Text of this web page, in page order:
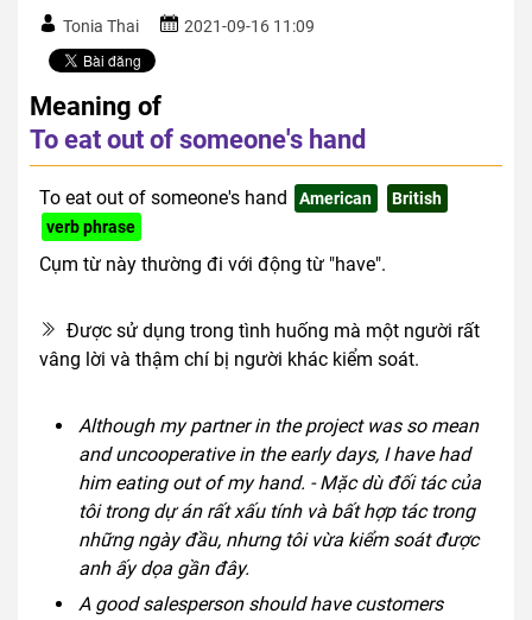
Tonia Thai 2021-09-16 11:09
Meaning of
To eat out of someone's hand
To eat out of someone's hand American
British
verb phrase
Cụm từ này thường đi với động từ "have".
Được sử dụng trong tình huống mà một người rất
vâng lời và thậm chí bị người khác kiểm soát.
Although my partner in the project was so mean
and uncooperative in the early days, I have had
him eating out of my hand. - Mặc dù đối tác của
tôi trong dự án rất xấu tính và bất hợp tác trong
những ngày đầu, nhưng tôi vừa kiểm soát được
anh ấy dọa gần đây.
A good salesperson should have customers